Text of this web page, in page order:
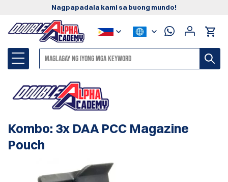
Nagpapadala kami sa buong mundo!
Kombo: 3x DAA PCC Magazine
Pouch